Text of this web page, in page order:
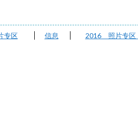
专区 信息 2016 照片专区